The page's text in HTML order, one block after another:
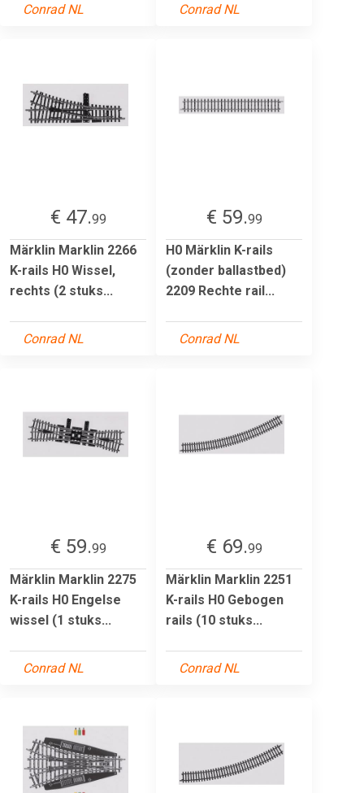
Conrad NL Conrad NL
€ 47.99
Märklin Marklin 2266
K-rails H0 Wissel,
rechts (2 stuks...
Conrad NL
€ 59.99
H0 Märklin K-rails
(zonder ballastbed)
2209 Rechte rail...
Conrad NL
€ 59.99
Märklin Marklin 2275
K-rails H0 Engelse
wissel (1 stuks...
Conrad NL
€ 69.99
Märklin Marklin 2251
K-rails H0 Gebogen
rails (10 stuks...
Conrad NL